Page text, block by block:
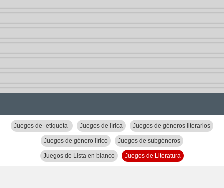
Juegos de -etiqueta- Juegos de lírica Juegos de géneros literarios
Juegos de género lírico Juegos de subgéneros
Juegos de Lista en blanco Juegos de Literatura